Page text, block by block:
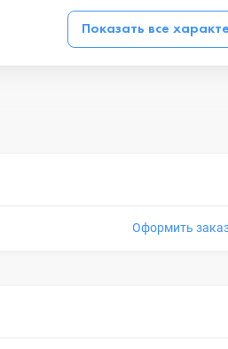
Показать все
Оформить